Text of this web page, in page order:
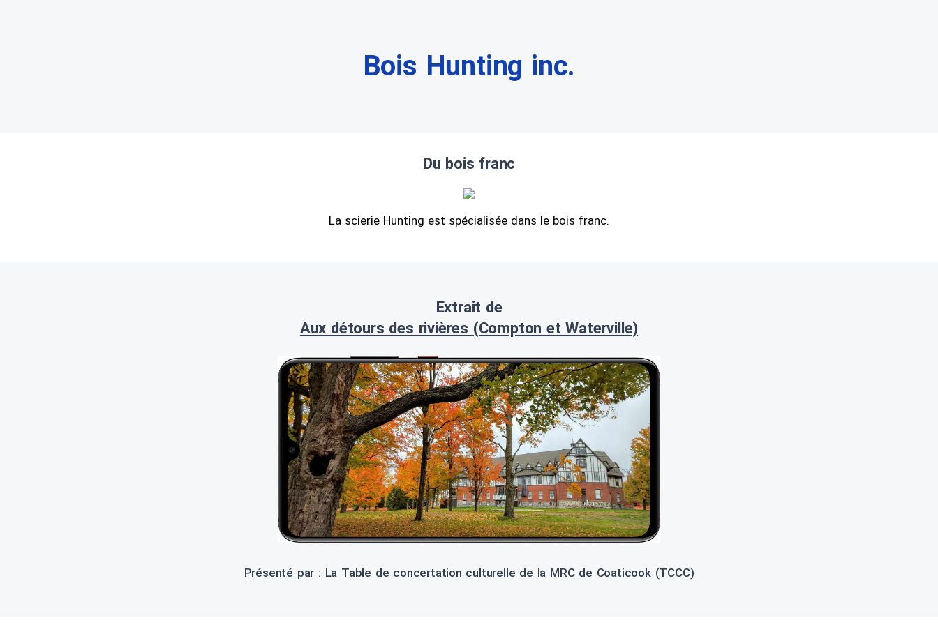
Bois Hunting inc.
Du bois franc
La scierie Hunting est spécialisée dans le bois franc.
Extrait de
Aux détours des rivières (Compton et Waterville)
Présenté par : La Table de concertation culturelle de la MRC de Coaticook (TCCC)